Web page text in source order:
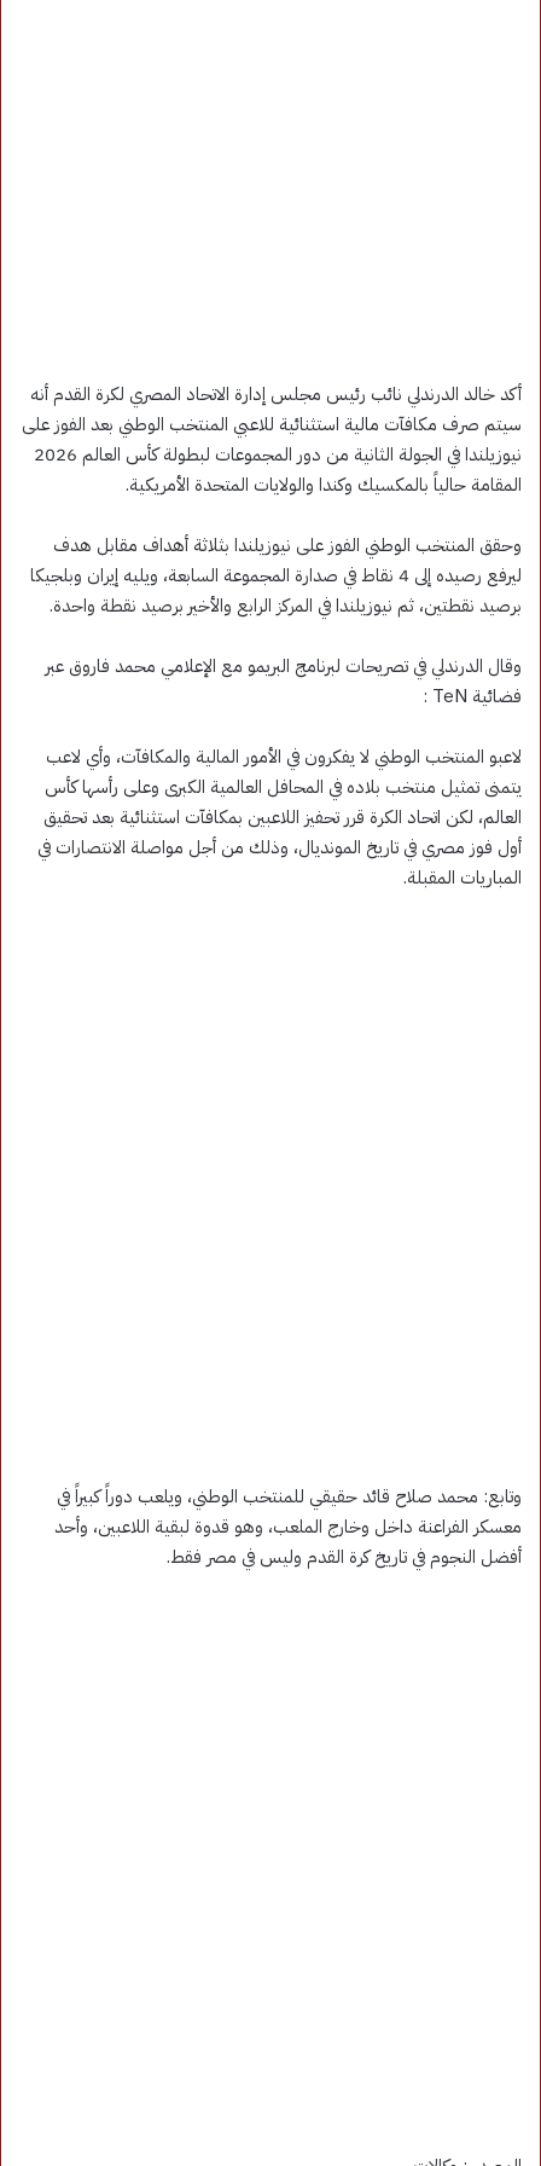
أكد خالد الدرندلي نائب رئيس مجلس إدارة الاتحاد المصري لكرة القدم أنه
سيتم صرف مكافآت مالية استثنائية للاعبي المنتخب الوطني بعد الفوز على
نيوزيلندا في الجولة الثانية من دور المجموعات لبطولة كأس العالم 2026
المقامة حالياً بالمكسيك وكندا والولايات المتحدة الأمريكية.
وحقق المنتخب الوطني الفوز على نيوزيلندا بثلاثة أهداف مقابل هدف
ليرفع رصيده إلى 4 نقاط في صدارة المجموعة السابعة، ويليه إيران وبلجيكا
برصيد نقطتين، ثم نيوزيلندا في المركز الرابع والأخير برصيد نقطة واحدة.
وقال الدرندلي في تصريحات لبرنامج البريمو مع الإعلامي محمد فاروق عبر
فضائية TeN :
لاعبو المنتخب الوطني لا يفكرون في الأمور المالية والمكافآت، وأي لاعب
يتمنى تمثيل منتخب بلاده في المحافل العالمية الكبرى وعلى رأسها كأس
العالم، لكن اتحاد الكرة قرر تحفيز اللاعبين بمكافآت استثنائية بعد تحقيق
أول فوز مصري في تاريخ المونديال، وذلك من أجل مواصلة الانتصارات في
المباريات المقبلة.
وتابع: محمد صلاح قائد حقيقي للمنتخب الوطني، ويلعب دوراً كبيراً في
معسكر الفراعنة داخل وخارج الملعب، وهو قدوة لبقية اللاعبين، وأحد
أفضل النجوم في تاريخ كرة القدم وليس في مصر فقط.